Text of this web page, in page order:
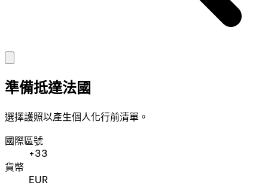
準備抵達法國
選擇護照以產生個人化行前清單。
國際區號
+33
貨幣
EUR